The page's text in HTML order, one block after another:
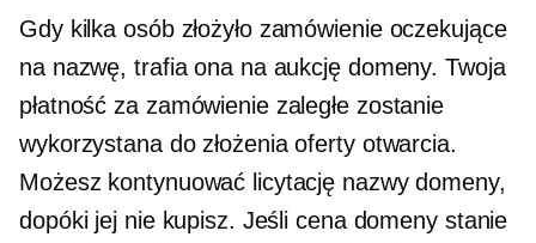
Gdy kilka osób złożyło zamówienie oczekujące
na nazwę, trafia ona na aukcję domeny. Twoja
płatność za zamówienie zaległe zostanie
wykorzystana do złożenia oferty otwarcia.
Możesz kontynuować licytację nazwy domeny,
dopóki jej nie kupisz. Jeśli cena domeny stanie